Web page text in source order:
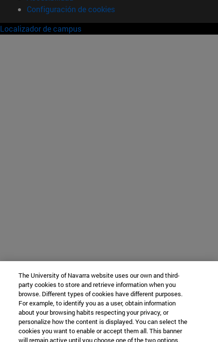
Configuración de cookies
Localizador de campus
The University of Navarra website uses our own and third-
party cookies to store and retrieve information when you
browse. Different types of cookies have different purposes.
For example, to identify you as a user, obtain information
about your browsing habits respecting your privacy, or
personalize how the content is displayed. You can select the
cookies you want to enable or accept them all. This banner
will remain active until you choose one of the two options.